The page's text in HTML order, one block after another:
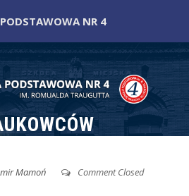
Mamoń Comment Closed
NR 4